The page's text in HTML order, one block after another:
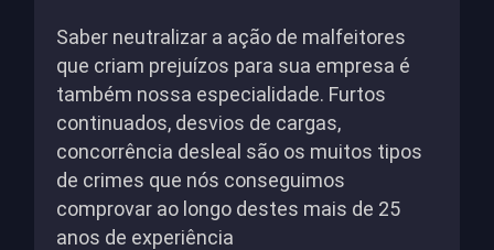
Saber neutralizar a ação de malfeitores
que criam prejuízos para sua empresa é
também nossa especialidade. Furtos
continuados, desvios de cargas,
concorrência desleal são os muitos tipos
de crimes que nós conseguimos
comprovar ao longo destes mais de 25
anos de experiência